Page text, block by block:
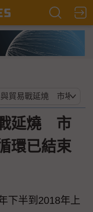
延燒 市
環已結束
下半到2018年上